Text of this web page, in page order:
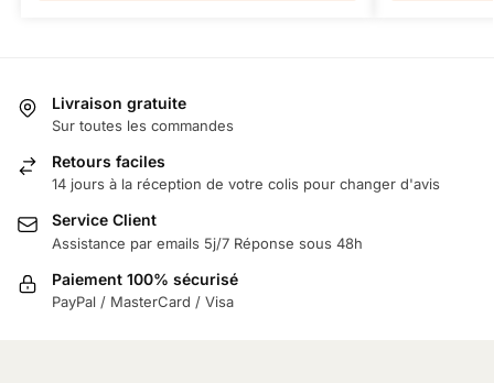
Livraison gratuite
Sur toutes les commandes
Retours faciles
14 jours à la réception de votre colis pour changer d'avis
Service Client
Assistance par emails 5j/7 Réponse sous 48h
Paiement 100% sécurisé
PayPal / MasterCard / Visa